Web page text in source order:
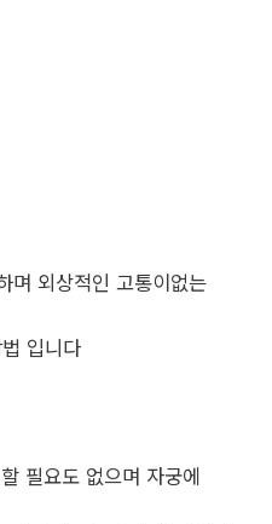
며 외상적인 고통이없는
입니다
필요도 없으며 자궁에